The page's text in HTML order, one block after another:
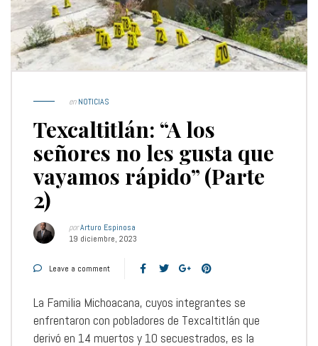
enNOTICIAS
Texcaltitlán: “A los
señores no les gusta que
vayamos rápido” (Parte
2)
porArturo Espinosa
19 diciembre, 2023
Leave a comment
La Familia Michoacana, cuyos integrantes se
enfrentaron con pobladores de Texcaltitlán que
derivó en 14 muertos y 10 secuestrados, es la